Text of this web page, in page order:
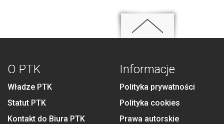
O PTK
Władze PTK
Statut PTK
Kontakt do Biura PTK
Informacje
Polityka prywatności
Polityka cookies
Prawa autorskie